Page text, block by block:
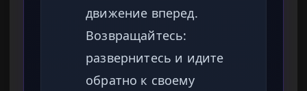
движение вперед.
Возвращайтесь:
развернитесь и идите
обратно к своему